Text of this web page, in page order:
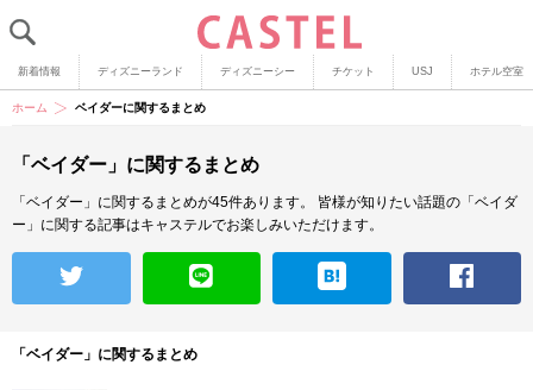
新着情報 ディズニーランド ディズニーシー チケット USJ ホテル空室
ホーム ベイダーに関するまとめ
「ベイダー」に関するまとめ
「ベイダー」に関するまとめが45件あります。
皆様が知りたい話題の「ベイダ
ー」に関する記事はキャステルでお楽しみいただけます。
「ベイダー」に関するまとめ